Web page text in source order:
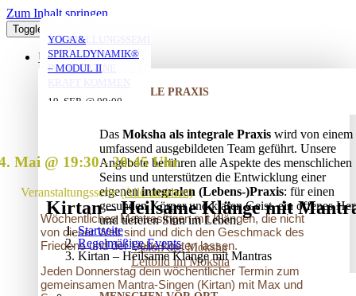
Zum Inhalt springen
Toggle Navigation
ÜBER UNS
INTEGRALE PRAXIS
Das Moksha als integrale Praxis wird von einem
umfassend ausgebildeten Team geführt. Unsere
Angebote berühren alle Aspekte des menschlichen
Seins und unterstützen die Entwicklung einer
eigenenintegralen (Lebens-)Praxis: für einen
gesunden Körper und klaren Geist, ein offenes
und tieferen Sinn im Leben.
Vision des Moksha
Leitbild im Moksha
Kirtan – Heilsame Klänge mit
Startseite
Regelmäßige Events
Kirtan – Heilsame Klänge mit Mantras
Mai @ 19:30-20:45
Veranstaltungsserie(Alle ansehen)
Wöchentliches Mantrasingen mit Klängen, die nicht
von dieser Welt sind und dich den Geschmack des
Friedens und der Liebe kosten lassen.
Jeden Donnerstag dein wöchentlicher Termin zum
gemeinsamen Mantra-Singen (Kirtan) mit Max und
MORGENYOGA MIT
ANNA
07. AUG. @ 08:00-
YOGA MIT DANIEL
10. AUG. @ 18:00
19:30
YOGA MIT DANIEL
10. AUG. @ 20:00
21:30
VERSTRICKUNGEN
LÖSEN – OFFENES
AUFSTELLUNGSSEMINAR
25. AUG. @ 17:00
AUFSTELLUNGSSEMINAR
– MIT DEM VATER
IN DIE EIGENE
KRAFT KOMMEN
YOGA &
SPIRALDYNAMIK®
– MODUL II
19. SEP. @ 09:00
20. SEP. @ 16:00